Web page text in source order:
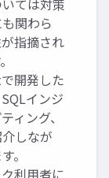
ては対策
関わら
指摘され
開発した
インジ
ィング、
しなが
。
利用者に